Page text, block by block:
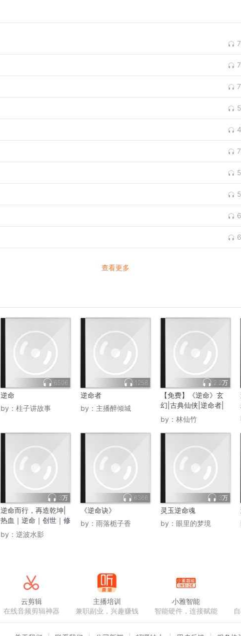
查看更多
6506
逆命
by： 柱子讲故事
1258
逆命者
by： 主播醉倾城
2.2万
【免费】《逆命》玄
幻|古典仙侠|逆命者|
谪仙临尘
by： 林仙竹
3万
逆命而行，再造乾坤|
热血｜逆命｜创世｜修
仙｜爽文
by： 逆波水影
6366
《逆命诀》
by： 雨落栀子香
3万
灵玉逆命魂
by： 眼里的梦境
云剪辑
在线音频剪辑神器
主播培训
兼职副业，兴趣赚钱
小雅智能
智能硬件，连接赋能